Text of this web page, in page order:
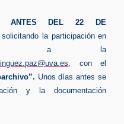
ANTES DEL 22 DE
la participación en
a la
, con el
Unos días antes se
y la documentación